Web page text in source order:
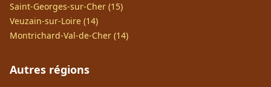
Saint-Georges-sur-Cher (15)
Veuzain-sur-Loire (14)
Montrichard-Val-de-Cher (14)
Autres régions